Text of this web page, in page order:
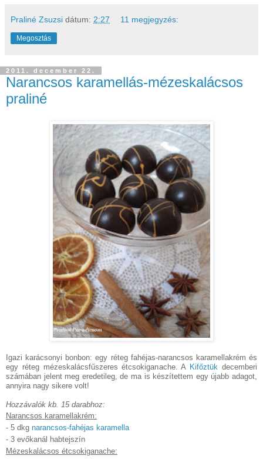
Praliné Zsuzsi dátum: 2:27 11 megjegyzés:
Megosztás
2011. december 22.
Narancsos karamellás-mézeskalácsos
praliné
Igazi karácsonyi bonbon: egy réteg fahéjas-narancsos karamellakrém és
egy réteg mézeskalácsfűszeres étcsokiganache. A Kifőztük decemberi
számában jelent meg eredetileg, de ma is készítettem egy újabb adagot,
annyira nagy sikere volt!
Hozzávalók kb. 15 darabhoz:
Narancsos karamellakrém:
- 5 dkg narancsos-fahéjas karamella
- 3 evőkanál habtejszín
Mézeskalácsos étcsokiganache: